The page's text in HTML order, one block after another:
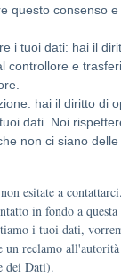
questo consenso
i tuoi dati: hai il
controllore e
hai il diritto di
dati. Noi
non ci siano
esitate a
in fondo a
i tuoi dati,
un reclamo
dei Dati).